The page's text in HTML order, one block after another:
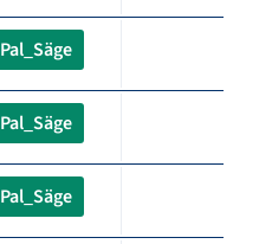
Pal_Säge
Pal_Säge
Pal_Säge